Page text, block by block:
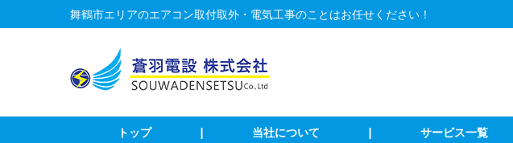
舞鶴市エリアのエアコン取付取外・電気工事のことはお任せください！
トップ | 当社について | サービス一覧